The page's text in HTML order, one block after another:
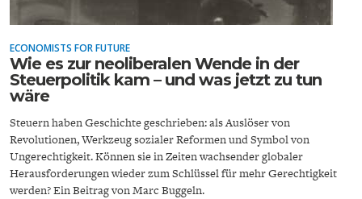
ECONOMISTS FOR FUTURE
Wie es zur neoliberalen Wende in der
Steuerpolitik kam – und was jetzt zu tun
wäre
Steuern haben Geschichte geschrieben: als Auslöser von
Revolutionen, Werkzeug sozialer Reformen und Symbol von
Ungerechtigkeit. Können sie in Zeiten wachsender globaler
Herausforderungen wieder zum Schlüssel für mehr Gerechtigkeit
werden? Ein Beitrag von Marc Buggeln.